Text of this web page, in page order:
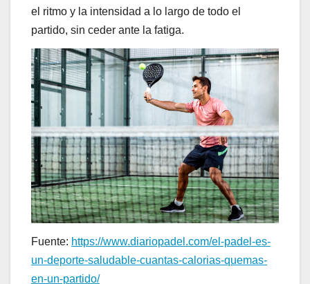
el ritmo y la intensidad a lo largo de todo el
partido, sin ceder ante la fatiga.
Fuente: https://www.diariopadel.com/el-padel-es-
un-deporte-saludable-cuantas-calorias-quemas-
en-un-partido/